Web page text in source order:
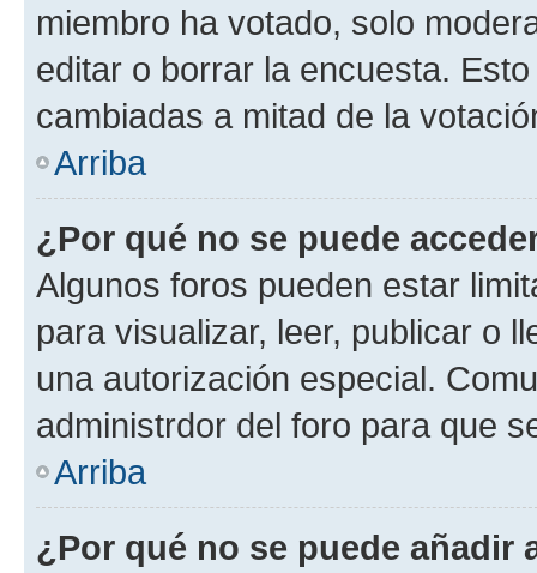
miembro ha votado, solo
editar o borrar la encuesta.
cambiadas a mitad de la
Arriba
¿Por qué no se puede
Algunos foros pueden estar
para visualizar, leer, publicar o
una autorización especial.
administrdor del foro para que
Arriba
¿Por qué no se puede añadir